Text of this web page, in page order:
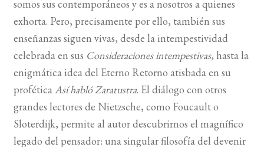
somos sus contemporáneos y es a nosotros a quienes
exhorta. Pero, precisamente por ello, también sus
enseñanzas siguen vivas, desde la intempestividad
celebrada en sus Consideraciones intempestivas, hasta la
enigmática idea del Eterno Retorno atisbada en su
proféticaAsí habló Zaratustra. El diálogo con otros
grandes lectores de Nietzsche, como Foucault o
Sloterdijk, permite al autor descubrirnos el magnífico
legado del pensador: una singular filosofía del devenir